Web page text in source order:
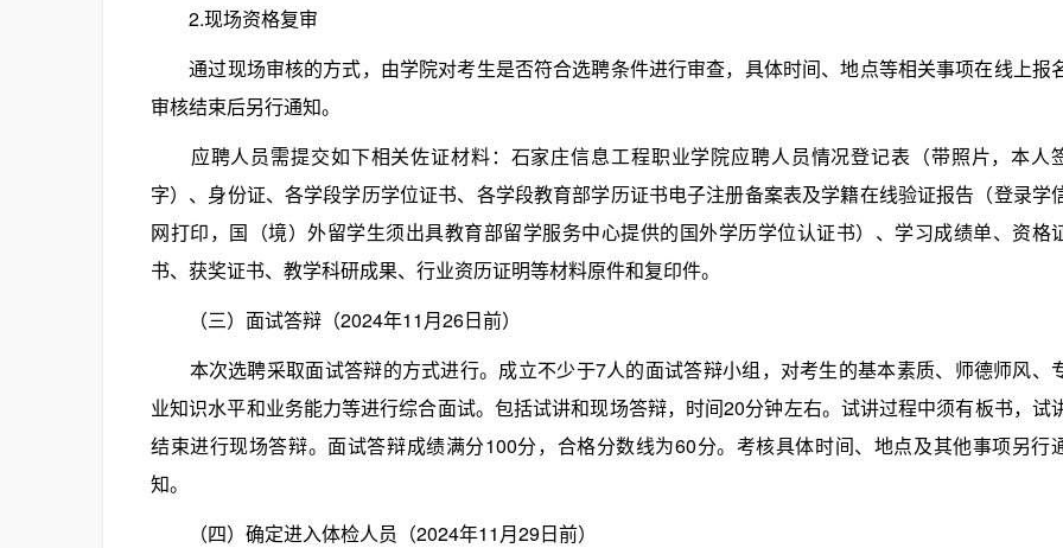
2.现场资格复审
通过现场审核的方式，由学院对考生是否符合选聘条件进行审查，具体时间、地点等相关事项在线上报
审核结束后另行通知。
应聘人员需提交如下相关佐证材料：石家庄信息工程职业学院应聘人员情况登记表（带照片，本人
字）、身份证、各学段学历学位证书、各学段教育部学历证书电子注册备案表及学籍在线验证报告（登录学
网打印，国（境）外留学生须出具教育部留学服务中心提供的国外学历学位认证书）、学习成绩单、资格
书、获奖证书、教学科研成果、行业资历证明等材料原件和复印件。
（三）面试答辩（2024年11月26日前）
本次选聘采取面试答辩的方式进行。成立不少于7人的面试答辩小组，对考生的基本素质、师德师风、
业知识水平和业务能力等进行综合面试。包括试讲和现场答辩，时间20分钟左右。试讲过程中须有板书，试
结束进行现场答辩。面试答辩成绩满分100分，合格分数线为60分。考核具体时间、地点及其他事项另行
知。
（四）确定进入体检人员（2024年11月29日前）